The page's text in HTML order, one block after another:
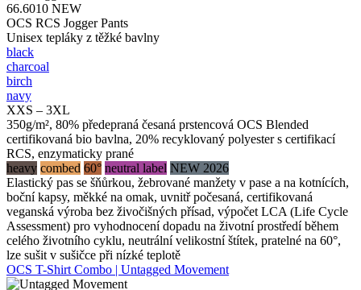
66.6010 NEW
OCS RCS Jogger Pants
Unisex tepláky z těžké bavlny
black
charcoal
birch
navy
XXS – 3XL
350g/m², 80% předepraná česaná prstencová OCS Blended
certifikovaná bio bavlna, 20% recyklovaný polyester s certifikací
RCS, enzymaticky prané
heavy combed 60° neutral label NEW 2026
Elastický pas se šňůrkou, žebrované manžety v pase a na kotnících,
boční kapsy, měkké na omak, uvnitř počesaná, certifikovaná
veganská výroba bez živočišných přísad, výpočet LCA (Life Cycle
Assessment) pro vyhodnocení dopadu na životní prostředí během
celého životního cyklu, neutrální velikostní štítek, pratelné na 60°,
lze sušit v sušičce při nízké teplotě
OCS T-Shirt Combo | Untagged Movement